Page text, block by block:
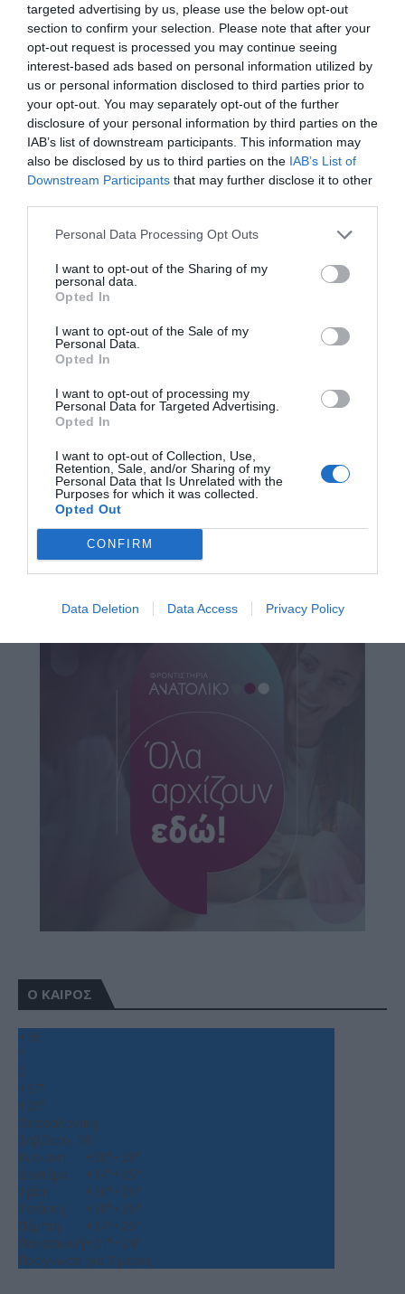
targeted advertising by us, please use the below opt-out
section to confirm your selection. Please note that after your
opt-out request is processed you may continue seeing
interest-based ads based on personal information utilized by
us or personal information disclosed to third parties prior to
your opt-out. You may separately opt-out of the further
disclosure of your personal information by third parties on the
IAB’s list of downstream participants. This information may
also be disclosed by us to third parties on the IAB’s List of
Downstream Participants that may further disclose it to other
Personal Data Processing Opt Outs
I want to opt-out of the Sharing of my
personal data.
Opted In
I want to opt-out of the Sale of my
Personal Data.
Opted In
I want to opt-out of processing my
Personal Data for Targeted Advertising.
Opted In
I want to opt-out of Collection, Use,
Retention, Sale, and/or Sharing of my
Personal Data that Is Unrelated with the
Purposes for which it was collected.
Opted Out
CONFIRM
Data Deletion Data Access Privacy Policy
Ο ΚΑΙΡΟΣ
+36
°
C
+37°
+25°
Θεσσαλονίκη
Σάββατο, 08
Κυριακή
+38°+28°
Δευτέρα
+34°+25°
Τρίτη
+36°+26°
Τετάρτη
+38°+26°
Πέμπτη
+34°+26°
Παρασκευή+31°+24°
Πρόγνωση για 7 μέρες